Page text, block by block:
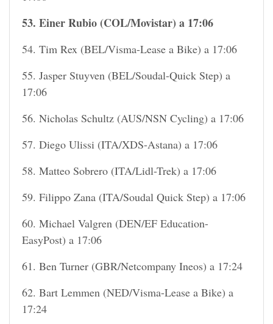
53. Einer Rubio (COL/Movistar) a 17:06
54. Tim Rex (BEL/Visma-Lease a Bike) a 17:06
55. Jasper Stuyven (BEL/Soudal-Quick Step) a
17:06
56. Nicholas Schultz (AUS/NSN Cycling) a 17:06
57. Diego Ulissi (ITA/XDS-Astana) a 17:06
58. Matteo Sobrero (ITA/Lidl-Trek) a 17:06
59. Filippo Zana (ITA/Soudal Quick Step) a 17:06
60. Michael Valgren (DEN/EF Education-
EasyPost) a 17:06
61. Ben Turner (GBR/Netcompany Ineos) a 17:24
62. Bart Lemmen (NED/Visma-Lease a Bike) a
17:24